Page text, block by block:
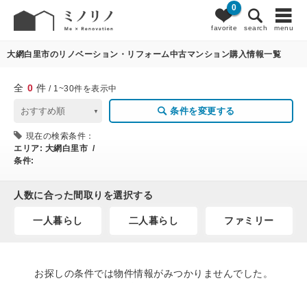
favorite
0
search menu
0 条件変更
大網白里市のリノベーション・リフォーム中古マンション購入情報一覧
全 0 件 / 1~30件を表示中
条件を変更する
現在の検索条件：
エリア: 大網白里市 /
条件:
人数に合った間取りを選択する
一人暮らし 二人暮らし ファミリー
お探しの条件では物件情報がみつかりませんでした。